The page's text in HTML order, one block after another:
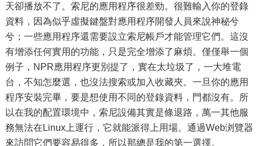
天卻播放不了。索尼的應用程序很差勁。很難輸入你的登錄
資料，因為似乎虛擬鍵盤對應用程序開發人員來說神秘兮
兮；一些應用程序還需要設立索尼帳戶才能管理它們。這沒
有增添任何實用的功能，只是完全增添了麻煩。僅僅舉一個
例子，NPR應用程序更別提了，實在太垃圾了，一大堆電
台，不知怎麼選，也沒法搜索或加入收藏夾。一旦你的應用
程序安裝完畢，要是想使用不同的登錄資料，門都沒有。所
以在我的配置環境中，索尼設備其實是條退路，萬一其他服
務無法在Linux上運行，它就能派得上用場。通過Web浏覽器
來訪問它們要容易得多，所以那總是我的第一選擇。